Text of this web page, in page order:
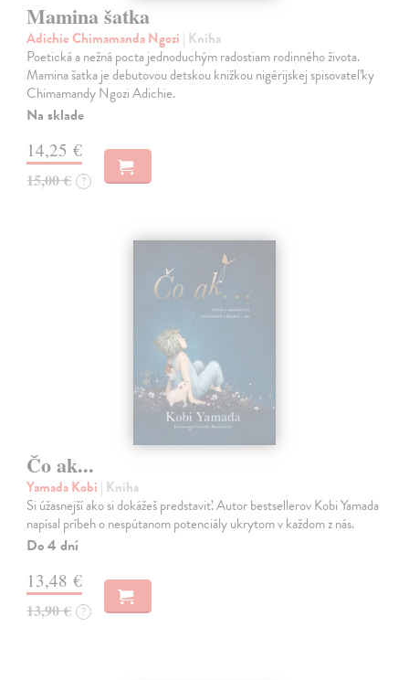
Mamina šatka
Adichie Chimamanda Ngozi | Kniha
Poetická a nežná pocta jednoduchým radostiam rodinného života.
Mamina šatka je debutovou detskou knižkou nigérijskej spisovateľky
Chimamandy Ngozi Adichie.
Na sklade
14,25 €
15,00 € ?
Čo ak...
Yamada Kobi | Kniha
Si úžasnejší ako si dokážeš predstaviť. Autor bestsellerov Kobi Yamada
napísal príbeh o nespútanom potenciály ukrytom v každom z nás.
Do 4 dní
13,48 €
13,90 € ?